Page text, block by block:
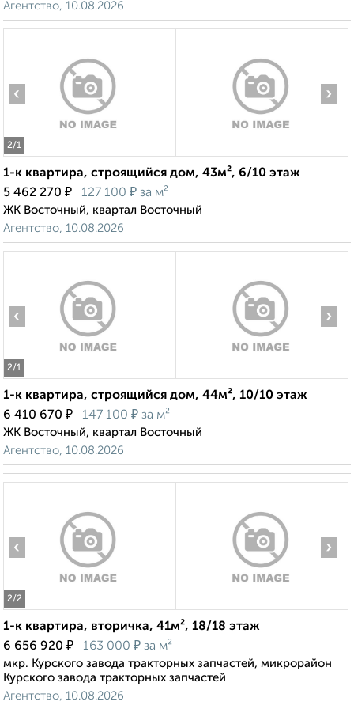
Агентство, 10.08.2026
2/1
‹ ›
1-к квартира, строящийся дом, 43м², 6/10 этаж
5 462 270 ₽ 127 100 ₽ за м²
ЖК Восточный, квартал Восточный
Агентство, 10.08.2026
2/1
‹ ›
1-к квартира, строящийся дом, 44м², 10/10 этаж
6 410 670 ₽ 147 100 ₽ за м²
ЖК Восточный, квартал Восточный
Агентство, 10.08.2026
2/2
‹ ›
1-к квартира, вторичка, 41м², 18/18 этаж
6 656 920 ₽ 163 000 ₽ за м²
мкр. Курского завода тракторных запчастей, микрорайон
Курского завода тракторных запчастей
Агентство, 10.08.2026